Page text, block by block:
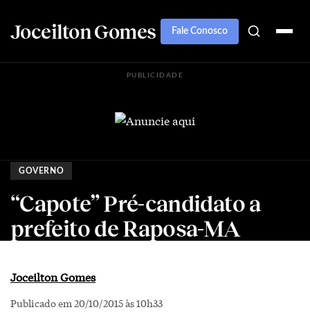
Joceilton Gomes Fale Conosco
PUBLICIDADE
GOVERNO
“Capote” Pré-candidato a
prefeito de Raposa-MA
Joceilton Gomes
Publicado em 20/10/2015 às 10h33